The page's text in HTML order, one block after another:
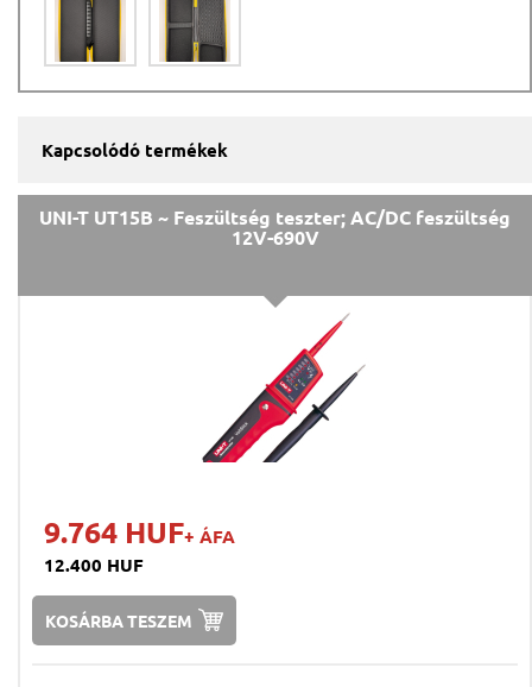
Kapcsolódó termékek
UNI-T UT15B ~ Feszültség teszter; AC/DC feszültség
12V-690V
9.764 HUF+ ÁFA
12.400 HUF
KOSÁRBA TESZEM